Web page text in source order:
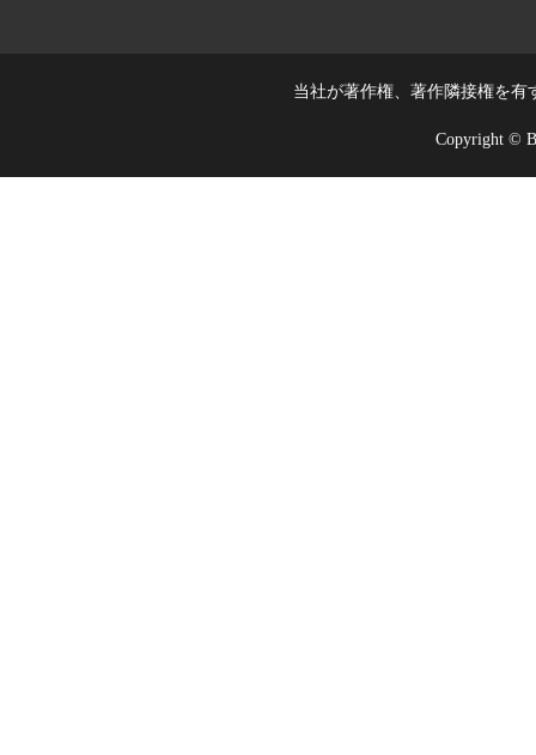
当社が著作権、著作隣接権を
Copyright ©